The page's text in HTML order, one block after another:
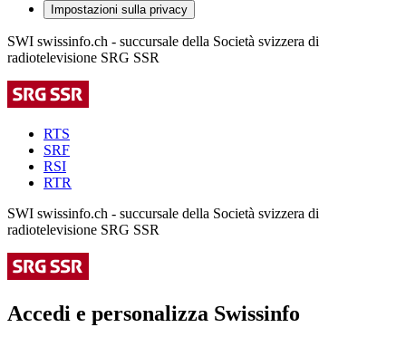
Impostazioni sulla privacy
SWI swissinfo.ch - succursale della Società svizzera di
radiotelevisione SRG SSR
RTS
SRF
RSI
RTR
SWI swissinfo.ch - succursale della Società svizzera di
radiotelevisione SRG SSR
Accedi e personalizza Swissinfo